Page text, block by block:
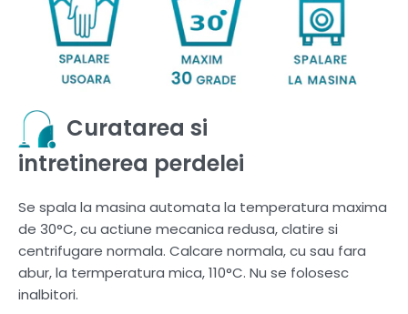
Curatarea si
intretinerea perdelei
Se spala la masina automata la temperatura maxima
de 30°C, cu actiune mecanica redusa, clatire si
centrifugare normala. Calcare normala, cu sau fara
abur, la termperatura mica, 110°C. Nu se folosesc
inalbitori.